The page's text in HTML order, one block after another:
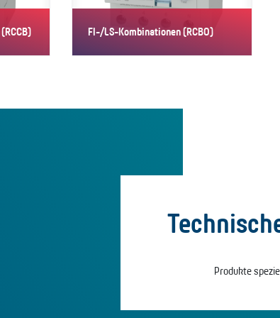
FI-/LS-Kombinationen (RCBO)
RCBO der Variante PV vereinen
Produkte